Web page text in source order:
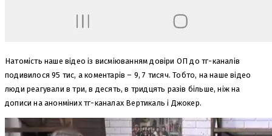
Натомість наше відео із висміюванням довіри ОП до тг-каналів
подивилося 95 тис, а коментарів – 9, 7 тисяч. Тобто, на наше відео
люди реагували в три, в десять, в тридцять разів більше, ніж на
дописи на анонміних тг-каналах Вертикаль і Джокер.